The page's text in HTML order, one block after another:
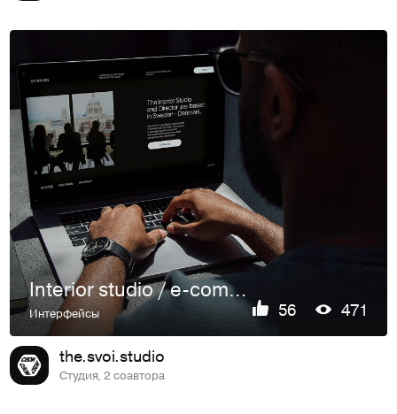
Interior studio / e-commerce design
Интерфейсы 56 471
the.svoi.studio
Студия, 2 соавтора